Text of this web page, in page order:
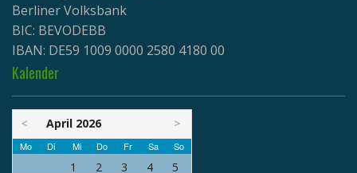
Berliner Volksbank
BIC: BEVODEBB
IBAN: DE59 1009 0000 2580 4180 00
Kalender
< April 2026 >
Mo Di Mi Do Fr Sa So
1 2 3 4
5